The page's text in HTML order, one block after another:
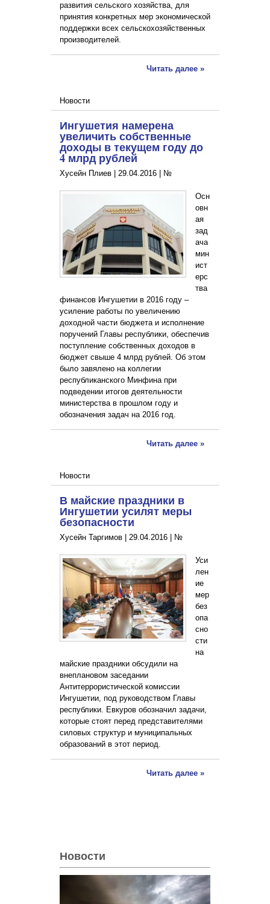
развития сельского хозяйства, для
принятия конкретных мер экономической
поддержки всех сельскохозяйственных
производителей.
Читать далее »
Новости
Ингушетия намерена
увеличить собственные
доходы в текущем году до
4 млрд рублей
Хусейн Плиев | 29.04.2016 №
Осн
овн
ая
зад
ача
мин
ист
ерс
тва
финансов Ингушетии в 2016 году –
усиление работы по увеличению
доходной части бюджета и исполнение
поручений Главы республики, обеспечив
поступление собственных доходов в
бюджет свыше 4 млрд рублей. Об этом
было завялено на коллегии
республиканского Минфина при
подведении итогов деятельности
министерства в прошлом году и
обозначения задач на 2016 год.
Читать далее »
Новости
В майские праздники в
Ингушетии усилят меры
безопасности
Хусейн Таргимов | 29.04.2016 №
Уси
лен
ие
мер
без
опа
сно
сти
на
майские праздники обсудили на
внеплановом заседании
Антитеррористической комиссии
Ингушетии, под руководством Главы
республики. Евкуров обозначил задачи,
которые стоят перед представителями
силовых структур и муниципальных
образований в этот период.
Читать далее »
Новости